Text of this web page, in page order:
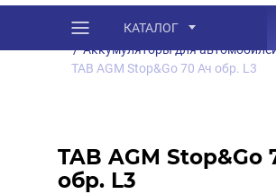
КАТАЛОГ
Каталог / Товары
/ Аккумуляторы для
TAB AGM Stop&Go 70 Ач обр. L3
TAB AGM Stop&Go
обр. L3